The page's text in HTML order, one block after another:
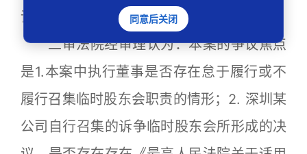
请求改判驳回王某的全部诉讼请求。
二审法院经审理认为：本案的争议焦点
是1.本案中执行董事是否存在怠于履行或不
履行召集临时股东会职责的情形；2. 深圳某
公司自行召集的诉争临时股东会所形成的决
同意后关闭